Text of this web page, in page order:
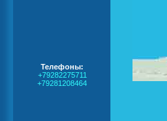
Телефоны:
+79282275711
+79281208464